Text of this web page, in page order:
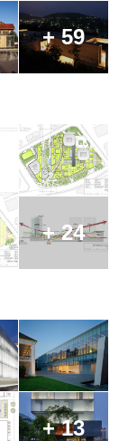
+ 59
+ 24
+ 13